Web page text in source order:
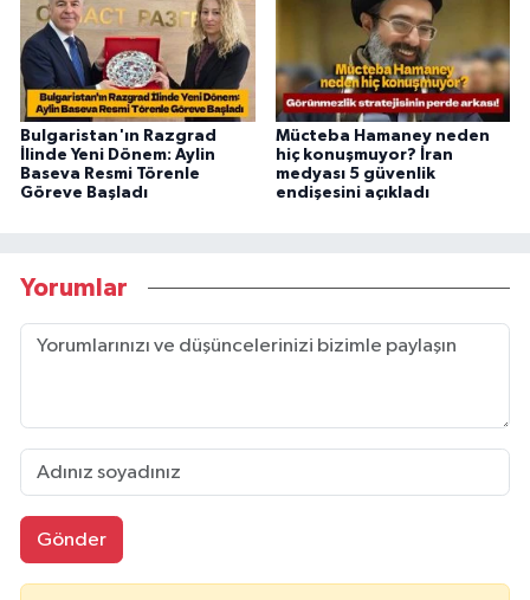
Bulgaristan'ın Razgrad
İlinde Yeni Dönem: Aylin
Baseva Resmi Törenle
Göreve Başladı
Mücteba Hamaney neden
hiç konuşmuyor? İran
medyası 5 güvenlik
endişesini açıkladı
Yorumlar
Gönder